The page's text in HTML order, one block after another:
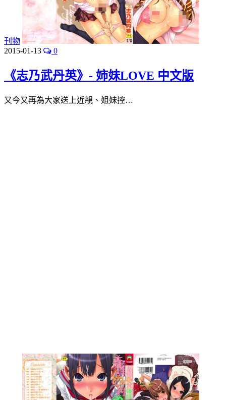
刊物
2015-01-13
0
《志乃武丹英》- 姉妹LOVE 中文版
又今又再為大家送上近親、姐妹控…